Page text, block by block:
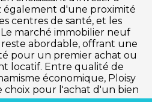
également d'une proximité
centres de santé, et les
marché immobilier neuf
abordable, offrant une
pour un premier achat ou
locatif. Entre qualité de
économique, Ploisy
choix pour l'achat d'un bien